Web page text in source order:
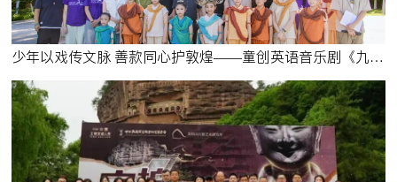
少年以戏传文脉 善款同心护敦煌——童创英语音乐剧《九色鹿王》公演票房捐赠仪式暨原创歌曲音乐会在莫高窟举行